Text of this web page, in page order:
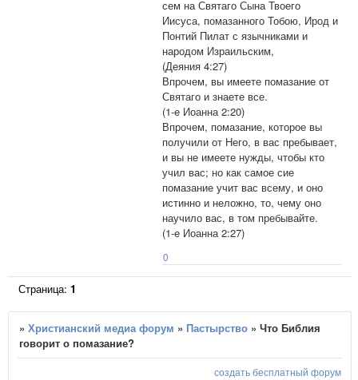
сем на Святаго Сына Твоего
Иисуса, помазанного Тобою, Ирод и
Понтий Пилат с язычниками и
народом Израильским,
(Деяния 4:27)
Впрочем, вы имеете помазание от
Святаго и знаете все.
(1-е Иоанна 2:20)
Впрочем, помазание, которое вы
получили от Него, в вас пребывает,
и вы не имеете нужды, чтобы кто
учил вас; но как самое сие
помазание учит вас всему, и оно
истинно и неложно, то, чему оно
научило вас, в том пребывайте.
(1-е Иоанна 2:27)
0
Страница:1
»Христианский медиа форум » Пастырство »Что Библия
говорит о помазание?
создать бесплатный форум